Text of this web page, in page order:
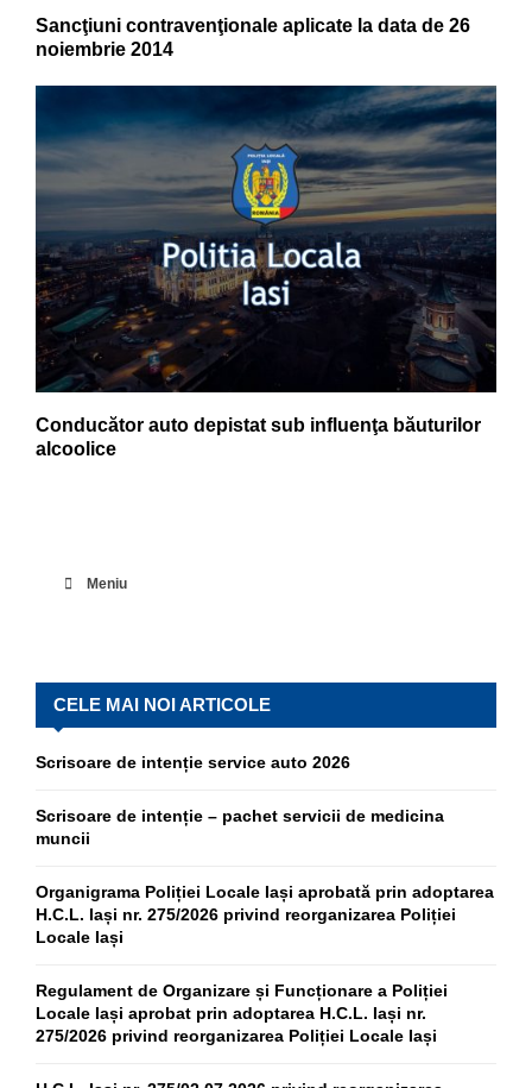
Sancţiuni contravenţionale aplicate la data de 26
noiembrie 2014
Conducător auto depistat sub influenţa băuturilor
alcoolice
Meniu
CELE MAI NOI ARTICOLE
Scrisoare de intenție service auto 2026
Scrisoare de intenție – pachet servicii de medicina
muncii
Organigrama Poliției Locale Iași aprobată prin adoptarea
H.C.L. Iași nr. 275/2026 privind reorganizarea Poliției
Locale Iași
Regulament de Organizare și Funcționare a Poliției
Locale Iași aprobat prin adoptarea H.C.L. Iași nr.
275/2026 privind reorganizarea Poliției Locale Iași